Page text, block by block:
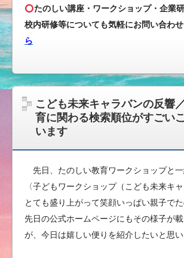
たのしい講座・ワークショップ・企業
校内研修等についても気軽にお問い合わ
ら
こども未来キャラバンの反響
育に関わる検索順位がすごい
います
先日、たのしい教育ワークショップと
〈子どもワークショップ（こども未来キャ
とても盛り上がって笑顔いっぱい親子でた
先日の公式ホームページにもその様子が
が、今日は嬉しい便りを紹介したいと思